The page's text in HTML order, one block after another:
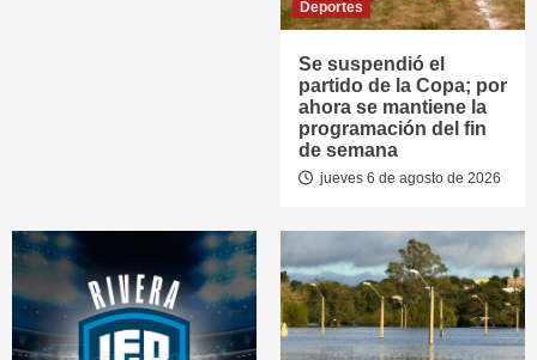
Deportes
Se suspendió el
partido de la Copa; por
ahora se mantiene la
programación del fin
de semana
jueves 6 de agosto de 2026